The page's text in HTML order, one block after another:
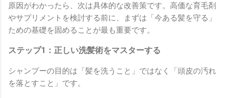
原因がわかったら、次は具体的な改善策です。高価な育毛剤
やサプリメントを検討する前に、まずは「今ある髪を守る」
ための基礎を固めることが最も重要です。
ステップ1：正しい洗髪術をマスターする
シャンプーの目的は「髪を洗うこと」ではなく「頭皮の汚れ
を落とすこと」です。